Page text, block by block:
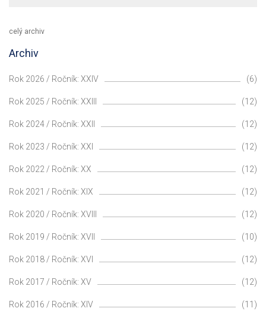
celý archiv
Archiv
Rok 2026 / Ročník: XXIV (6)
Rok 2025 / Ročník: XXIII (12)
Rok 2024 / Ročník: XXII (12)
Rok 2023 / Ročník: XXI (12)
Rok 2022 / Ročník: XX (12)
Rok 2021 / Ročník: XIX (12)
Rok 2020 / Ročník: XVIII (12)
Rok 2019 / Ročník: XVII (10)
Rok 2018 / Ročník: XVI (12)
Rok 2017 / Ročník: XV (12)
Rok 2016 / Ročník: XIV (11)